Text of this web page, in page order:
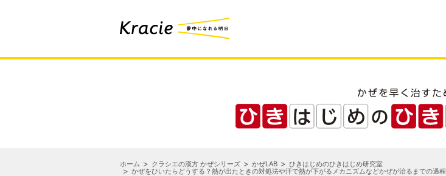
ホーム クラシエの漢方 かぜシリーズ かぜLAB
ひきはじめのひきはじめ研究室
かぜをひいたらどうする？熱が出たときの対処法や汗で熱が下がるメカニズムなどかぜが治るまでの過程